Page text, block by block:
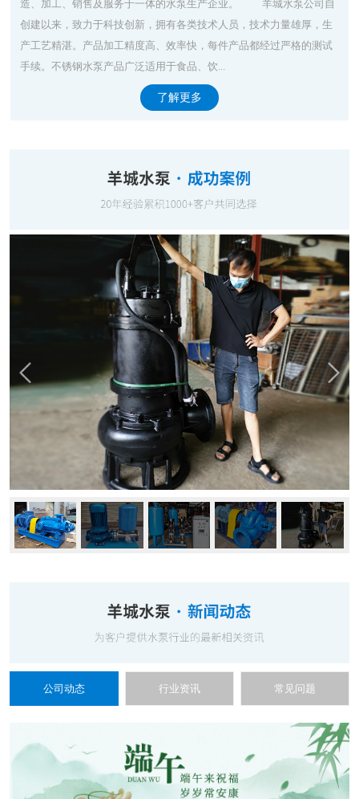
造、加工、销售及服务于一体的水泵生产企业。 羊城水泵公司自
创建以来，致力于科技创新，拥有各类技术人员，技术力量雄厚，生
产工艺精湛。产品加工精度高、效率快，每件产品都经过严格的测试
手续。不锈钢水泵产品广泛适用于食品、饮...
了解更多
公司动态 行业资讯 常见问题